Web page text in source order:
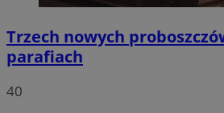
Trzech nowych
parafiach
40